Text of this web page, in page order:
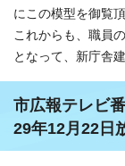
にこの模型を御覧
これからも、職員
となって、新庁舎
市広報テレビ
29年12月22日